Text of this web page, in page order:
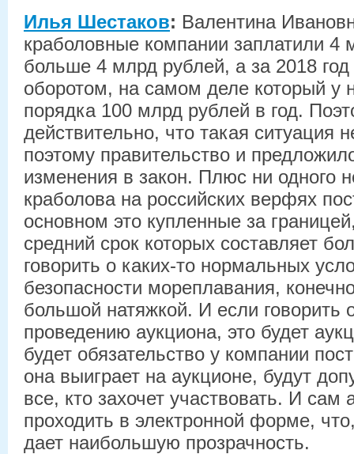
Илья Шестаков: Валентина
краболовные компании заплатили 4
больше 4 млрд рублей, а за 2018
оборотом, на самом деле который у
порядка 100 млрд рублей в год.
действительно, что такая ситуация
поэтому правительство и
изменения в закон. Плюс ни одного
краболова на российских верфях
основном это купленные за
средний срок которых составляет
говорить о каких-то нормальных
безопасности мореплавания,
большой натяжкой. И если говорить
проведению аукциона, это будет
будет обязательство у компании
она выиграет на аукционе, будут
все, кто захочет участвовать. И сам
проходить в электронной форме,
дает наибольшую прозрачность.